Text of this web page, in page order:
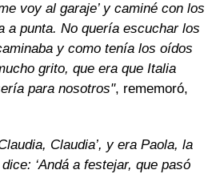
voy al garaje’ y caminé con los
a punta. No quería escuchar los
y como tenía los oídos
grito, que era que Italia
para nosotros", rememoró,
Claudia’, y era Paola, la
‘Andá a festejar, que pasó